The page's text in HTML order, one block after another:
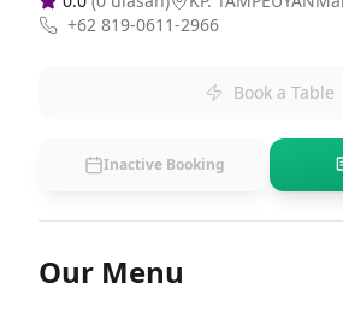
+62 819-0611-2966
Book a Table
Inactive Booking
Our Menu